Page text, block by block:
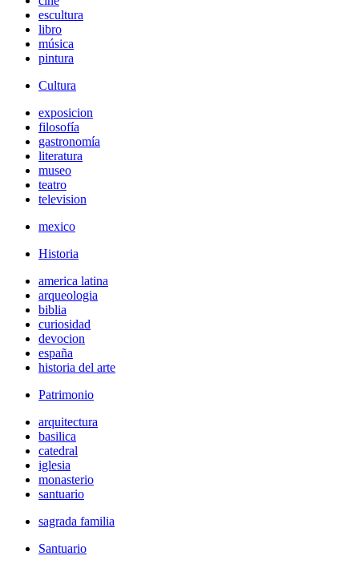
escultura
libro
música
pintura
Cultura
exposicion
filosofía
gastronomía
literatura
museo
teatro
television
mexico
Historia
america latina
arqueologia
biblia
curiosidad
devocion
españa
historia del arte
Patrimonio
arquitectura
basilica
catedral
iglesia
monasterio
santuario
sagrada familia
Santuario